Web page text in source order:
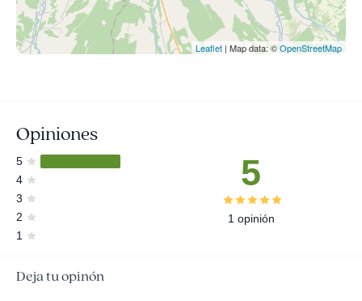
Leaflet | Map data: ©OpenStreetMap
Opiniones
5
4
3
2
1
5
1 opinión
Deja tu opinón